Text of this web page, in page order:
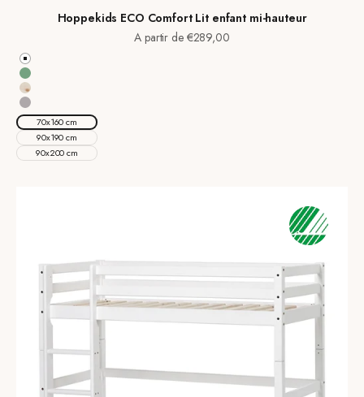
Hoppekids ECO Comfort Lit enfant mi-hauteur
Prix de vente
A partir de €289,00
Blanc
Pale Green
Natural Wood
Dove Grey
70x160 cm
90x190 cm
90x200 cm